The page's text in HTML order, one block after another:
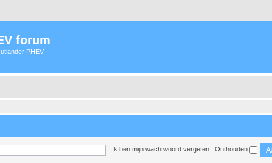
forum
PHEV
Ik ben mijn wachtwoord vergeten Onthouden